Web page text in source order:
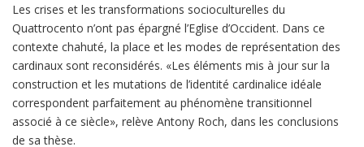
Les crises et les transformations socioculturelles du
Quattrocento n’ont pas épargné l’Eglise d’Occident. Dans ce
contexte chahuté, la place et les modes de représentation des
cardinaux sont reconsidérés. «Les éléments mis à jour sur la
construction et les mutations de l’identité cardinalice idéale
correspondent parfaitement au phénomène transitionnel
associé à ce siècle», relève Antony Roch, dans les conclusions
de sa thèse.